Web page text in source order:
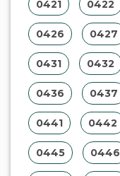
0421 0422
0426 0427
0431 0432
0436 0437
0441 0442
0445 0446